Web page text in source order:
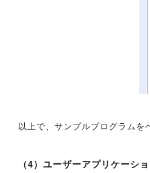
以上で、サンプルプログラム
（4）ユーザーアプリケーシ